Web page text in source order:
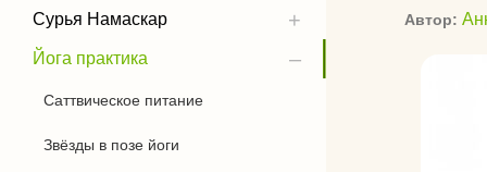
Позы йоги
медитация
Автор:
Сурья Намаскар
Йога практика
Саттвическое питание
Звёзды в позе йоги